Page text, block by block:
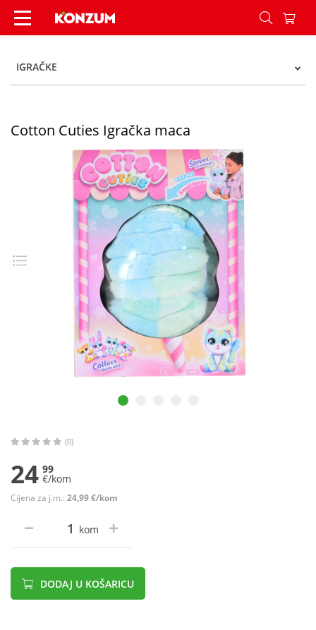
Cotton Cuties Igračka maca - Konzum
IGRAČKE
Cotton Cuties Igračka maca
(0)
24 99
€/kom
Cijena za j.m.: 24,99 €/kom
kom
DODAJ U KOŠARICU